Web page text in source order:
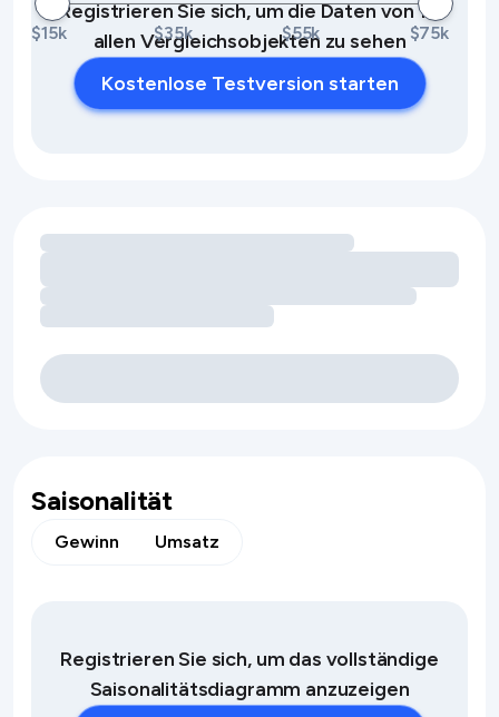
$15k $35k $55k $75k
Registrieren Sie sich, um die Daten von 10
allen Vergleichsobjekten zu sehen
Kostenlose Testversion starten
Umsatzchancen durch Ausstattungsmerkmale werden
Saisonalität
Gewinn Umsatz
Registrieren Sie sich, um das vollständige
Saisonalitätsdiagramm anzuzeigen